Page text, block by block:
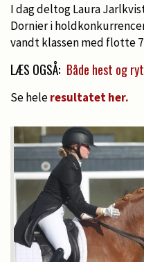
I dag deltog Laura
Dornier i
vandt klassen med flotte
LÆS OGSÅ: Både hest og
Se heleresultatet her.